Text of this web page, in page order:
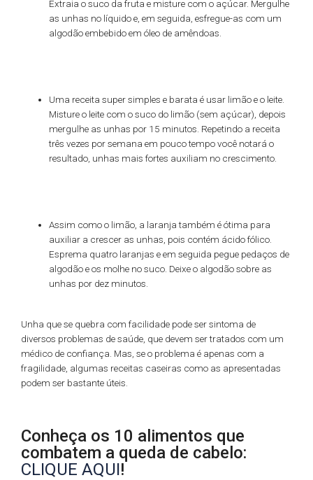
Extraia o suco da fruta e misture com o açúcar. Mergulhe
as unhas no líquido e, em seguida, esfregue-as com um
algodão embebido em óleo de amêndoas.
Uma receita super simples e barata é usar limão e o leite.
Misture o leite com o suco do limão (sem açúcar), depois
mergulhe as unhas por 15 minutos. Repetindo a receita
três vezes por semana em pouco tempo você notará o
resultado, unhas mais fortes auxiliam no crescimento.
Assim como o limão, a laranja também é ótima para
auxiliar a crescer as unhas, pois contém ácido fólico.
Esprema quatro laranjas e em seguida pegue pedaços de
algodão e os molhe no suco. Deixe o algodão sobre as
unhas por dez minutos.
Unha que se quebra com facilidade pode ser sintoma de
diversos problemas de saúde, que devem ser tratados com um
médico de confiança. Mas, se o problema é apenas com a
fragilidade, algumas receitas caseiras como as apresentadas
podem ser bastante úteis.
Conheça os 10 alimentos que
combatem a queda de cabelo:
CLIQUE AQUI!